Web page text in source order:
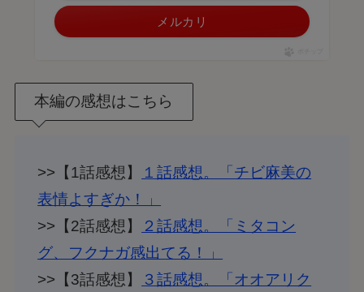
メルカリ
本編の感想はこちら
>>【1話感想】
１話感想。「チビ麻美の
表情よすぎか！」
>>【2話感想】
２話感想。「ミタコン
グ、フクナガ感出てる！」
>>【3話感想】
３話感想。「オオアリク